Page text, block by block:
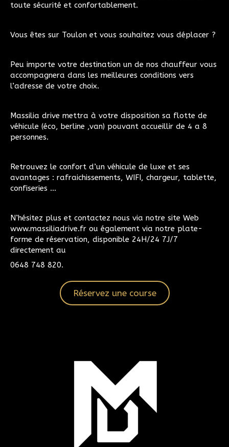
toute sécurité et confortablement.
Vous êtes sur Toulon et vous souhaitez vous déplacer ?
Peu importe votre destination un de nos chauffeur vous
accompagnera dans les meilleures conditions vers
l’adresse de votre choix.
Massilia drive mettra à votre disposition sa flotte de
véhicule (éco, berline ,van) pouvant accueillir de 4 a 8
personnes.
Retrouvez le confort d’un véhicule de luxe et ses
avantages : rafraichissements, WIFI, chargeur, tablette,
confiseries …
N’hésitez plus et contactez nous via notre site Web
www.massiliadrive.fr ou également via notre plate-
forme de réservation, disponible 24H/24 7J/7
directement au
0648 748 820.
Réservez une course